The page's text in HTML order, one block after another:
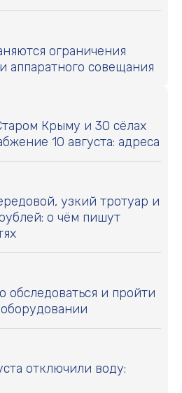
ограничения
аппаратного совещания
Крыму и 30 сёлах
10 августа: адреса
узкий тротуар и
о чём пишут
и пройти
отключили воду: